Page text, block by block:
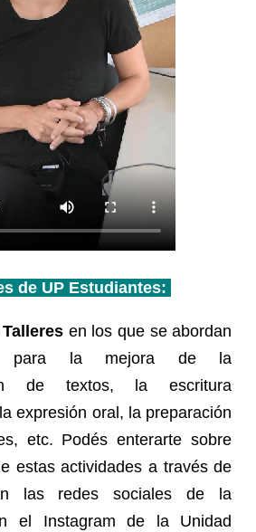
de UP Estudiantes:
en los que se abordan
para la mejora de la
de textos, la escritura
expresión oral, la preparación
etc. Podés enterarte sobre
estas actividades a través de
las redes sociales de la
el Instagram de la Unidad